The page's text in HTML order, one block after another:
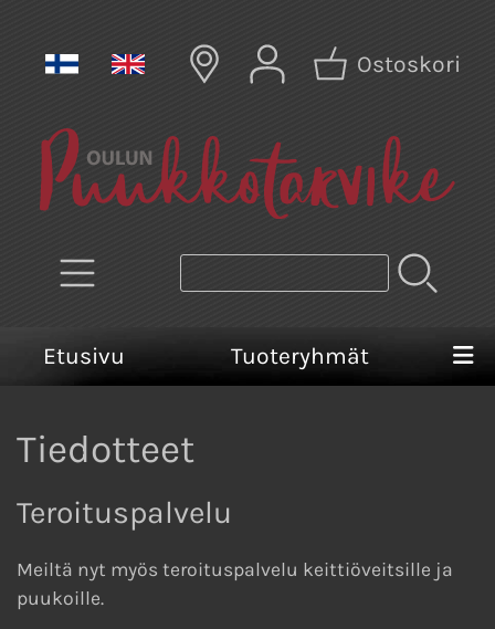
Ostoskori
Etusivu Tuoteryhmät
Tiedotteet
Teroituspalvelu
Meiltä nyt myös teroituspalvelu keittiöveitsille ja
puukoille.